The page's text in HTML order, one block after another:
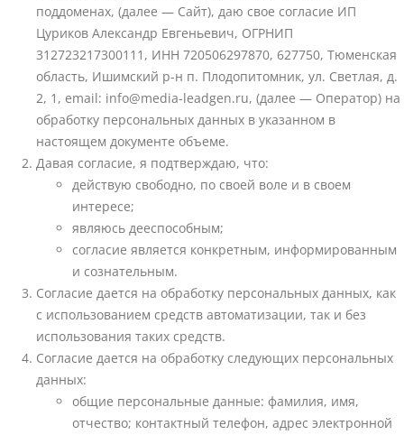
поддоменах, (далее — Сайт), даю свое согласие ИП
Цуриков Александр Евгеньевич, ОГРНИП
312723217300111, ИНН 720506297870, 627750, Тюменская
область, Ишимский р-н п. Плодопитомник, ул. Светлая, д.
2, 1, email: info@media-leadgen.ru, (далее — Оператор) на
обработку персональных данных в указанном в
настоящем документе объеме.
Давая согласие, я подтверждаю, что:
действую свободно, по своей воле и в своем
интересе;
являюсь дееспособным;
согласие является конкретным, информированным
и сознательным.
Согласие дается на обработку персональных данных, как
с использованием средств автоматизации, так и без
использования таких средств.
Согласие дается на обработку следующих персональных
данных:
общие персональные данные: фамилия, имя,
отчество; контактный телефон, адрес электронной